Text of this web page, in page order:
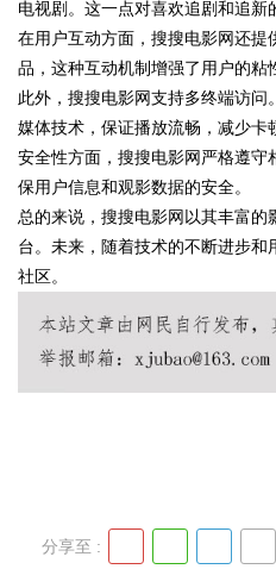
!
电视剧。这一点对喜欢追剧和追
在用户互动方面，搜搜电影网还
品，这种互动机制增强了用户的
此外，搜搜电影网支持多终端访
媒体技术，保证播放流畅，减少
安全性方面，搜搜电影网严格遵
保用户信息和观影数据的安全。
总的来说，搜搜电影网以其丰富
台。未来，随着技术的不断进步
社区。
分享至 :